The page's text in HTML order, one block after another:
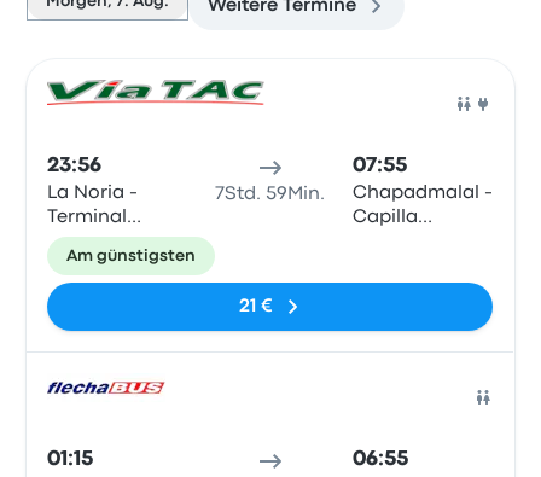
Weitere Termine
23:56
La Noria -
Terminal
(Buenos Aires -
ARG)
7Std. 59Min.
07:55
Chapadmalal -
Capilla
Am günstigsten
21 €
01:15 06:55